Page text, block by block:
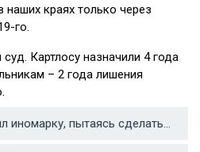
краях только через
го.
Картлосу назначили 4 года
– 2 года лишения
← Автомобилист утопил иномарку, пытаясь сделать красивые фотографии